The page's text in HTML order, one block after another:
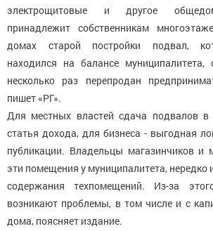
электрощитовые и другое
принадлежит собственникам
домах старой постройки подвал,
находился на балансе
несколько раз перепродан
пишет «РГ».
Для местных властей сдача подвалов в
статья дохода, для бизнеса - выгодная
публикации. Владельцы магазинчиков и
эти помещения у муниципалитета, нередко
содержания техпомещений. Из-за
возникают проблемы, в том числе и с
дома, поясняет издание.